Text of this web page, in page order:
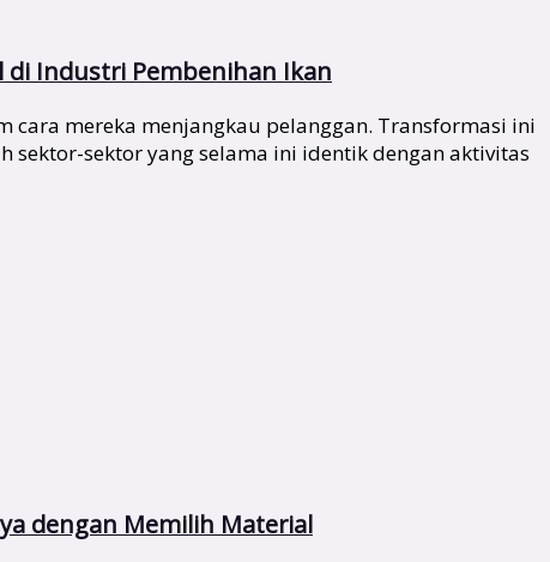
di Industri Pembenihan Ikan
mereka menjangkau pelanggan. Transformasi ini
sektor yang selama ini identik dengan aktivitas
dengan Memilih Material